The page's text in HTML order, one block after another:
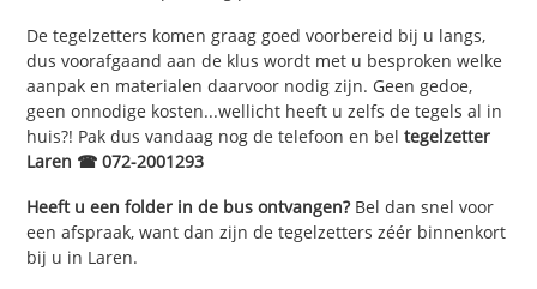
De tegelzetters komen graag goed voorbereid bij u langs,
dus voorafgaand aan de klus wordt met u besproken welke
aanpak en materialen daarvoor nodig zijn. Geen gedoe,
geen onnodige kosten...wellicht heeft u zelfs de tegels al in
huis?! Pak dus vandaag nog de telefoon en beltegelzetter
Laren ☎ 072-2001293
Heeft u een folder in de bus ontvangen?Bel dan snel voor
een afspraak, want dan zijn de tegelzetters zéér binnenkort
bij u in Laren.